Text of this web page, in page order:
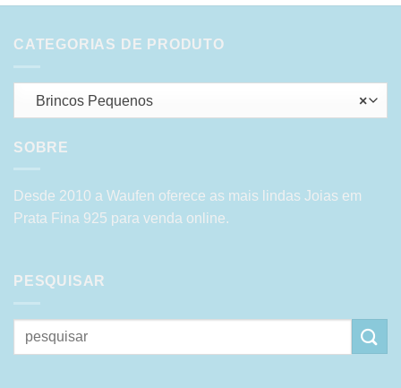
CATEGORIAS DE PRODUTO
×
Brincos Pequenos
SOBRE
Desde 2010 a Waufen oferece as mais lindas Joias em
Prata Fina 925 para venda online.
PESQUISAR
Pesquisar
por: